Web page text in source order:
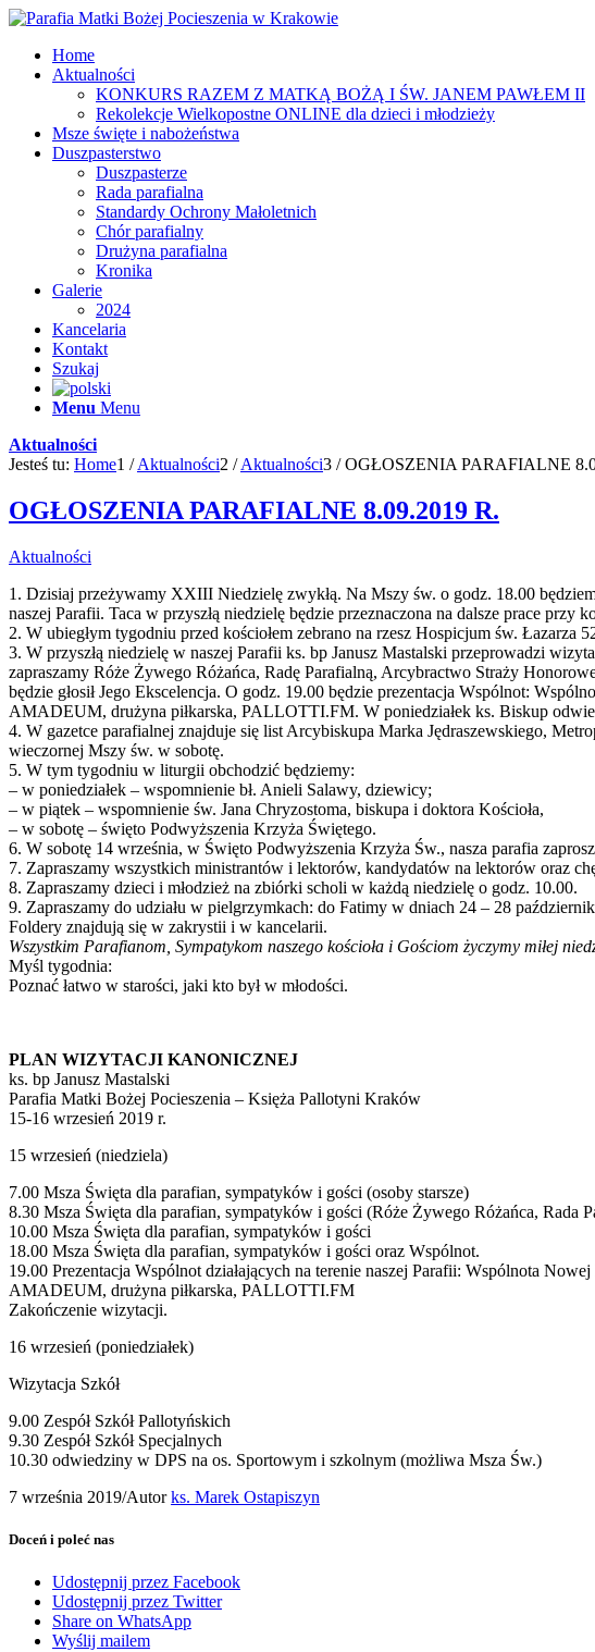
Home
Aktualności
KONKURS RAZEM Z MATKĄ BOŻĄ I ŚW. JANEM PAWŁEM II
Rekolekcje Wielkopostne ONLINE dla dzieci i młodzieży
Msze święte i nabożeństwa
Duszpasterstwo
Duszpasterze
Rada parafialna
Standardy Ochrony Małoletnich
Chór parafialny
Drużyna parafialna
Kronika
Galerie
2024
Kancelaria
Kontakt
Szukaj
Menu Menu
Aktualności
Jesteś tu: Home1 / Aktualności2 / Aktualności3 / OGŁOSZENIA PARAFIALNE
OGŁOSZENIA PARAFIALNE 8.09.2019 R.
Aktualności
1. Dzisiaj przeżywamy XXIII Niedzielę zwykłą. Na Mszy św. o godz. 18.00
naszej Parafii. Taca w przyszłą niedzielę będzie przeznaczona na dalsze prace przy
2. W ubiegłym tygodniu przed kościołem zebrano na rzesz Hospicjum św. Łazarza
3. W przyszłą niedzielę w naszej Parafii ks. bp Janusz Mastalski przeprowadzi
zapraszamy Róże Żywego Różańca, Radę Parafialną, Arcybractwo Straży
będzie głosił Jego Ekscelencja. O godz. 19.00 będzie prezentacja Wspólnot:
AMADEUM, drużyna piłkarska, PALLOTTI.FM. W poniedziałek ks. Biskup
4. W gazetce parafialnej znajduje się list Arcybiskupa Marka Jędraszewskiego,
wieczornej Mszy św. w sobotę.
5. W tym tygodniu w liturgii obchodzić będziemy:
– w poniedziałek – wspomnienie bł. Anieli Salawy, dziewicy;
– w piątek – wspomnienie św. Jana Chryzostoma, biskupa i doktora Kościoła,
– w sobotę – święto Podwyższenia Krzyża Świętego.
6. W sobotę 14 września, w Święto Podwyższenia Krzyża Św., nasza parafia
7. Zapraszamy wszystkich ministrantów i lektorów, kandydatów na lektorów oraz
8. Zapraszamy dzieci i młodzież na zbiórki scholi w każdą niedzielę o godz. 10.00.
9. Zapraszamy do udziału w pielgrzymkach: do Fatimy w dniach 24 – 28
Foldery znajdują się w zakrystii i w kancelarii.
Wszystkim Parafianom, Sympatykom naszego kościoła i Gościom życzymy miłej
Myśl tygodnia:
Poznać łatwo w starości, jaki kto był w młodości.
PLAN WIZYTACJI KANONICZNEJ
ks. bp Janusz Mastalski
Parafia Matki Bożej Pocieszenia – Księża Pallotyni Kraków
15-16 wrzesień 2019 r.
15 wrzesień (niedziela)
7.00 Msza Święta dla parafian, sympatyków i gości (osoby starsze)
8.30 Msza Święta dla parafian, sympatyków i gości (Róże Żywego Różańca, Rada
10.00 Msza Święta dla parafian, sympatyków i gości
18.00 Msza Święta dla parafian, sympatyków i gości oraz Wspólnot.
19.00 Prezentacja Wspólnot działających na terenie naszej Parafii: Wspólnota
AMADEUM, drużyna piłkarska, PALLOTTI.FM
Zakończenie wizytacji.
16 wrzesień (poniedziałek)
Wizytacja Szkół
9.00 Zespół Szkół Pallotyńskich
9.30 Zespół Szkół Specjalnych
10.30 odwiedziny w DPS na os. Sportowym i szkolnym (możliwa Msza Św.)
7 września 2019/Autorks. Marek Ostapiszyn
Doceń i poleć nas
Udostępnij przez Facebook
Udostępnij przez Twitter
Share on WhatsApp
Wyślij mailem